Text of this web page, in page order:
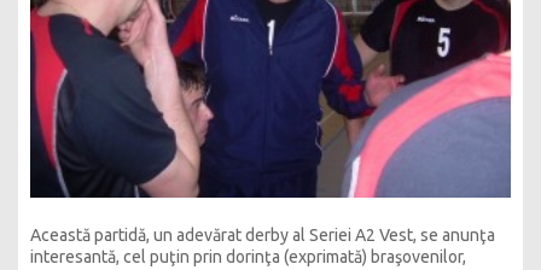
Această partidă, un adevărat derby al Seriei A2 Vest, se anunţa
interesantă, cel puţin prin dorinţa (exprimată) braşovenilor,